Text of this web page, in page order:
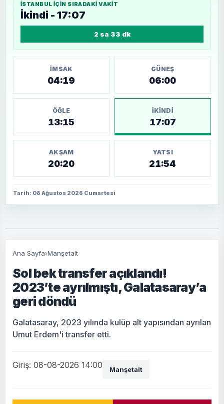
İSTANBUL IÇIN SIRADAKI VAKIT
İkindi - 17:07
2 sa 33 dk
İMSAK
04:19
GÜNEŞ
06:00
ÖĞLE
13:15
İKINDI
17:07
AKŞAM
20:20
YATSI
21:54
Tarih: 08 Ağustos 2026 Cumartesi
Ana Sayfa›Manşetalt
Sol bek transfer açıklandı!
2023’te ayrılmıştı, Galatasaray’a
geri döndü
Galatasaray, 2023 yılında kulüp alt yapısından ayrılan
Umut Erdem'i transfer etti.
Giriş: 08-08-2026 14:00 Manşetalt